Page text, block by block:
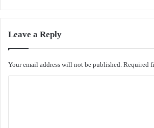
Leave a Reply
Your email address will not be published. Required